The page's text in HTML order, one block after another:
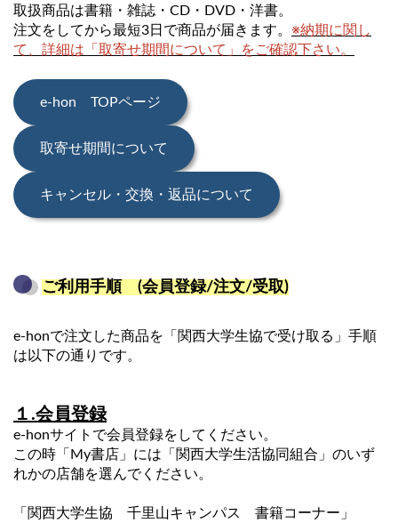
取扱商品は書籍・雑誌・CD・DVD・洋書。
注文をしてから最短3日で商品が届きます。 ※納期に関し
て、詳細は「取寄せ期間について」をご確認下さい。
e-hon TOPページ
取寄せ期間について
キャンセル・交換・返品について
ご利用手順 (会員登録/注文/受取)
e-honで注文した商品を「関西大学生協で受け取る」手順
は以下の通りです。
１.会員登録
e-honサイトで会員登録をしてください。
この時「My書店」には「関西大学生活協同組合」のいず
れかの店舗を選んでください。
「関西大学生協 千里山キャンパス 書籍コーナー」